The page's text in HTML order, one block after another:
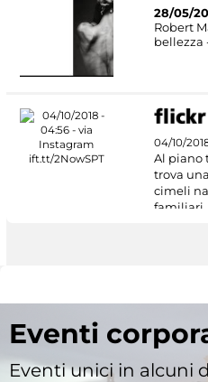
28/05/
Robert
bellezza
04/10/
Al piano
trova
cimeli
familiari.
Eventi
Eventi unici in alcuni